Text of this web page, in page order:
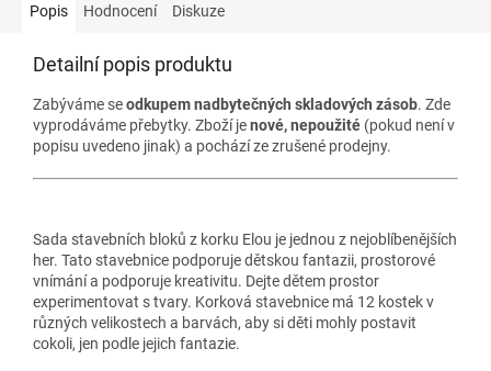
Popis Hodnocení Diskuze
Detailní popis produktu
Zabýváme seodkupem nadbytečných skladových zásob. Zde
vyprodáváme přebytky. Zboží jenové, nepoužité (pokud není v
popisu uvedeno jinak) a pochází ze zrušené prodejny.
Sada stavebních bloků z korku Elou je jednou z nejoblíbenějších
her. Tato stavebnice podporuje dětskou fantazii, prostorové
vnímání a podporuje kreativitu. Dejte dětem prostor
experimentovat s tvary. Korková stavebnice má 12 kostek v
různých velikostech a barvách, aby si děti mohly postavit
cokoli, jen podle jejich fantazie.